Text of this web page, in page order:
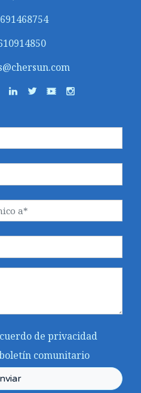
de privacidad
comunitario